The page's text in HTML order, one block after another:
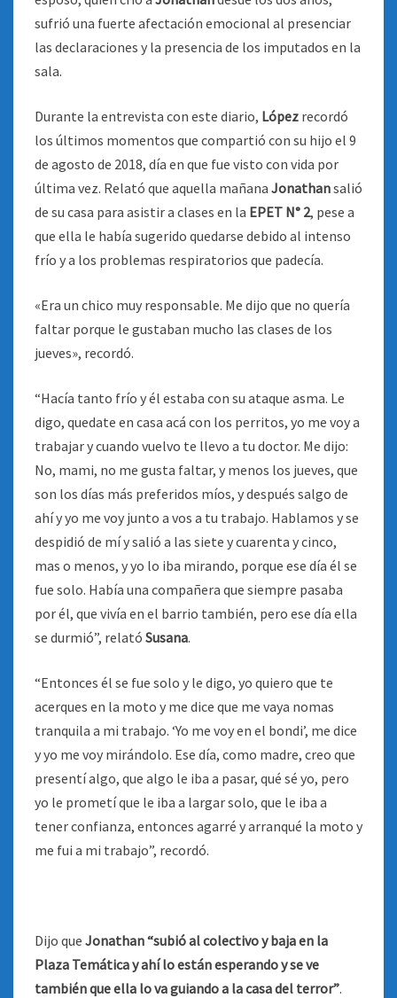
sufrió una fuerte afectación emocional al presenciar
las declaraciones y la presencia de los imputados en la
sala.
Durante la entrevista con este diario, López recordó
los últimos momentos que compartió con su hijo el 9
de agosto de 2018, día en que fue visto con vida por
última vez. Relató que aquella mañana Jonathansalió
de su casa para asistir a clases en la EPET N° 2, pese a
que ella le había sugerido quedarse debido al intenso
frío y a los problemas respiratorios que padecía.
«Era un chico muy responsable. Me dijo que no quería
faltar porque le gustaban mucho las clases de los
jueves», recordó.
“Hacía tanto frío y él estaba con su ataque asma. Le
digo, quedate en casa acá con los perritos, yo me voy a
trabajar y cuando vuelvo te llevo a tu doctor. Me dijo:
No, mami, no me gusta faltar, y menos los jueves, que
son los días más preferidos míos, y después salgo de
ahí y yo me voy junto a vos a tu trabajo. Hablamos y se
despidió de mí y salió a las siete y cuarenta y cinco,
mas o menos, y yo lo iba mirando, porque ese día él se
fue solo. Había una compañera que siempre pasaba
por él, que vivía en el barrio también, pero ese día ella
se durmió”, relató Susana.
“Entonces él se fue solo y le digo, yo quiero que te
acerques en la moto y me dice que me vaya nomas
tranquila a mi trabajo. ‘Yo me voy en el bondi’, me dice
y yo me voy mirándolo. Ese día, como madre, creo que
presentí algo, que algo le iba a pasar, qué sé yo, pero
yo le prometí que le iba a largar solo, que le iba a
tener confianza, entonces agarré y arranqué la moto y
me fui a mi trabajo”, recordó.
Dijo que Jonathan “subió al colectivo y baja en la
Plaza Temática y ahí lo están esperando y se ve
también que ella lo va guiando a la casa del terror”.